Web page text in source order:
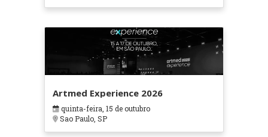
Artmed Experience 2026
quinta-feira, 15 de outubro
Sao Paulo, SP